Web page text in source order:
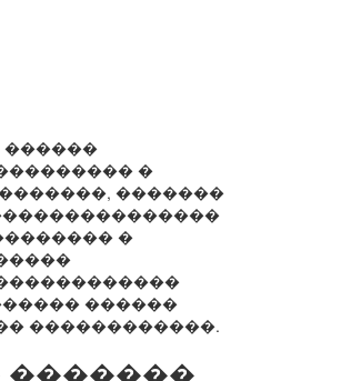
������
�
�������
�
������
������������.
�������